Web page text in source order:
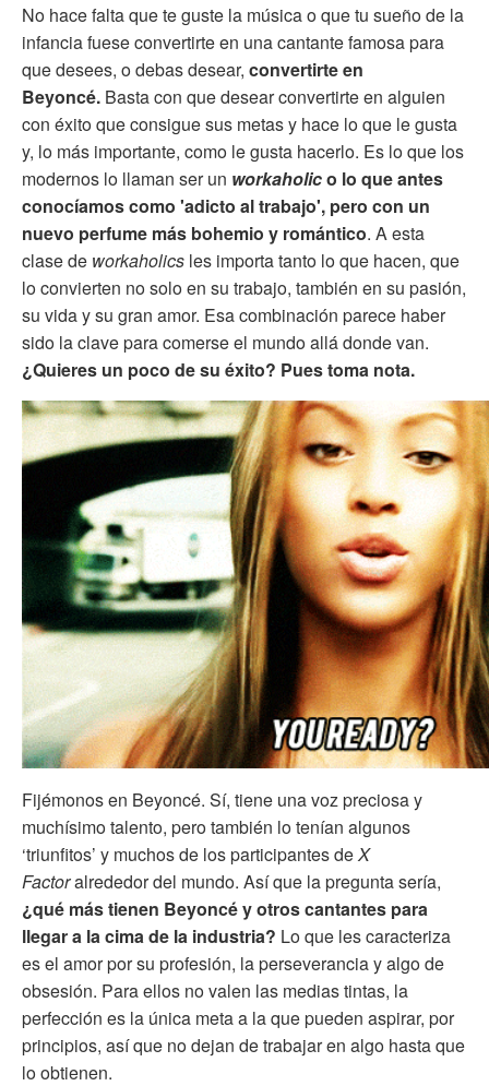
No hace falta que te guste la música o que tu sueño de la
infancia fuese convertirte en una cantante famosa para
que desees, o debas desear, convertirte en
Beyoncé. Basta con que desear convertirte en alguien
con éxito que consigue sus metas y hace lo que le gusta
y, lo más importante, como le gusta hacerlo. Es lo que los
modernos lo llaman ser un workaholico lo que antes
conocíamos como 'adicto al trabajo', pero con un
nuevo perfume más bohemio y romántico. A esta
clase de workaholics les importa tanto lo que hacen, que
lo convierten no solo en su trabajo, también en su pasión,
su vida y su gran amor. Esa combinación parece haber
sido la clave para comerse el mundo allá donde van.
¿Quieres un poco de su éxito? Pues toma nota.
Fijémonos en Beyoncé. Sí, tiene una voz preciosa y
muchísimo talento, pero también lo tenían algunos
‘triunfitos’ y muchos de los participantes deX
Factoralrededor del mundo. Así que la pregunta sería,
¿qué más tienen Beyoncé y otros cantantes para
llegar a la cima de la industria? Lo que les caracteriza
es el amor por su profesión, la perseverancia y algo de
obsesión. Para ellos no valen las medias tintas, la
perfección es la única meta a la que pueden aspirar, por
principios, así que no dejan de trabajar en algo hasta que
lo obtienen.